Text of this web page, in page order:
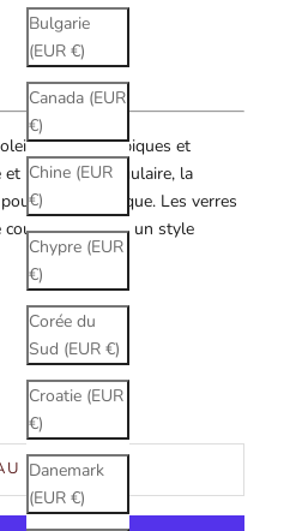
Bulgarie
(EUR €)
Canada (EUR
€)
Chine (EUR
€)
Chypre (EUR
€)
Corée du
Sud (EUR €)
Croatie (EUR
€)
Danemark
(EUR €)
à la fois atypiques et
leur cadre angulaire, la
un look unique. Les verres
couleurs, offrant un style
PANIER